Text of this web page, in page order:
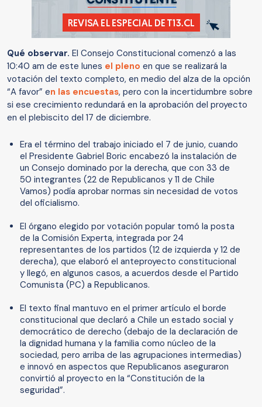
Qué observar. El Consejo Constitucional comenzó a las
10:40 am de este lunes el pleno en que se realizará la
votación del texto completo, en medio del alza de la opción
“A favor” en las encuestas, pero con la incertidumbre sobre
si ese crecimiento redundará en la aprobación del proyecto
en el plebiscito del 17 de diciembre.
Era el término del trabajo iniciado el 7 de junio, cuando
el Presidente Gabriel Boric encabezó la instalación de
un Consejo dominado por la derecha, que con 33 de
50 integrantes (22 de Republicanos y 11 de Chile
Vamos) podía aprobar normas sin necesidad de votos
del oficialismo.
El órgano elegido por votación popular tomó la posta
de la Comisión Experta, integrada por 24
representantes de los partidos (12 de izquierda y 12 de
derecha), que elaboró el anteproyecto constitucional
y llegó, en algunos casos, a acuerdos desde el Partido
Comunista (PC) a Republicanos.
El texto final mantuvo en el primer artículo el borde
constitucional que declaró a Chile un estado social y
democrático de derecho (debajo de la declaración de
la dignidad humana y la familia como núcleo de la
sociedad, pero arriba de las agrupaciones intermedias)
e innovó en aspectos que Republicanos aseguraron
convirtió al proyecto en la “Constitución de la
seguridad”.